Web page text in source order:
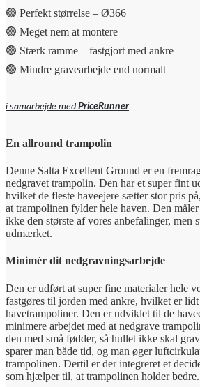
🟢 Perfekt størrelse – Ø366
🟢 Meget nem at montere
🟢 Stærk ramme – fastgjort med ankre
🟢 Mindre gravearbejde end normalt
i samarbejde medPriceRunner
En allround trampolin
Denne Salta Excellent Ground er en
nedgravet trampolin. Den har et super fint
hvilket de fleste haveejere sætter stor pris
at trampolinen fylder hele haven. Den
ikke den største af vores anbefalinger, men
udmærket.
Minimér dit nedgravningsarbejde
Den er udført at super fine materialer hele
fastgøres til jorden med ankre, hvilket er
havetrampoliner. Den er udviklet til de
minimere arbejdet med at nedgrave
den med små fødder, så hullet ikke skal
sparer man både tid, og man øger
trampolinen. Dertil er der integreret et
som hjælper til, at trampolinen holder